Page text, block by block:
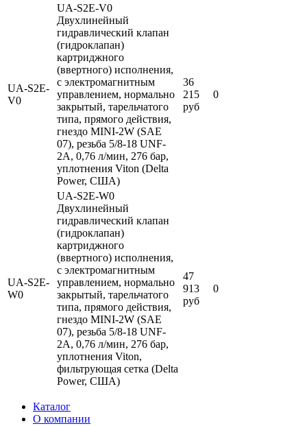
UA-S2E-
V0
UA-S2E-V0
Двухлинейный
гидравлический клапан
(гидроклапан)
картриджного
(ввертного) исполнения,
с электромагнитным
управлением, нормально
закрытый, тарельчатого
типа, прямого действия,
гнездо MINI-2W (SAE
07), резьба 5/8-18 UNF-
2A, 0,76 л/мин, 276 бар,
уплотнения Viton (Delta
Power, США)
36
215
руб
0
UA-S2E-
W0
UA-S2E-W0
Двухлинейный
гидравлический клапан
(гидроклапан)
картриджного
(ввертного) исполнения,
с электромагнитным
управлением, нормально
закрытый, тарельчатого
типа, прямого действия,
гнездо MINI-2W (SAE
07), резьба 5/8-18 UNF-
2A, 0,76 л/мин, 276 бар,
уплотнения Viton,
фильтрующая сетка (Delta
Power, США)
47
913
руб
0
Каталог
О компании